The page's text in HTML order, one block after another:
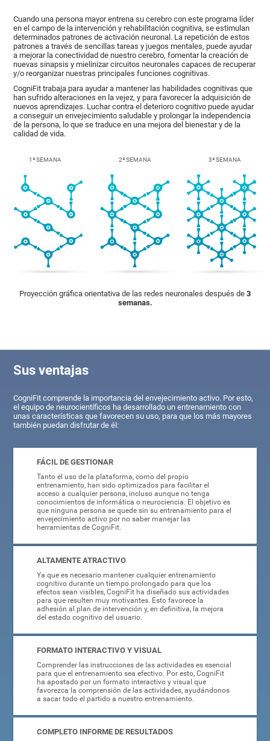
Cuando una persona mayor entrena su cerebro con este programa líder
en el campo de la intervención y rehabilitación cognitiva, se estimulan
determinados patrones de activación neuronal. La repetición de estos
patrones a través de sencillas tareas y juegos mentales, puede ayudar
a mejorar la conectividad de nuestro cerebro, fomentar la creación de
nuevas sinapsis y mielinizar circuitos neuronales capaces de recuperar
y/o reorganizar nuestras principales funciones cognitivas.
CogniFit trabaja para ayudar a mantener las habilidades cognitivas que
han sufrido alteraciones en la vejez, y para favorecer la adquisición de
nuevos aprendizajes. Luchar contra el deterioro cognitivo puede ayudar
a conseguir un envejecimiento saludable y prolongar la independencia
de la persona, lo que se traduce en una mejora del bienestar y de la
calidad de vida.
1ª SEMANA 2ª SEMANA 3ª SEMANA
Proyección gráfica orientativa de las redes neuronales después de 3
semanas.
Sus ventajas
CogniFit comprende la importancia del envejecimiento activo. Por esto,
el equipo de neurocientíficos ha desarrollado un entrenamiento con
unas características que favorecen su uso, para que los más mayores
también puedan disfrutar de él:
FÁCIL DE GESTIONAR
Tanto el uso de la plataforma, como del propio
entrenamiento, han sido optimizados para facilitar el
acceso a cualquier persona, incluso aunque no tenga
conocimientos de informática o neurociencia. El objetivo es
que ninguna persona se quede sin su entrenamiento para el
envejecimiento activo por no saber manejar las
herramientas de CogniFit.
ALTAMENTE ATRACTIVO
Ya que es necesario mantener cualquier entrenamiento
cognitivo durante un tiempo prolongado para que los
efectos sean visibles, CogniFit ha diseñado sus actividades
para que resulten muy motivantes. Esto favorece la
adhesión al plan de intervención y, en definitiva, la mejora
del estado cognitivo del usuario.
FORMATO INTERACTIVO Y VISUAL
Comprender las instrucciones de las actividades es esencial
para que el entrenamiento sea efectivo. Por esto, CogniFit
ha apostado por un formato interactivo y visual que
favorezca la comprensión de las actividades, ayudándonos
a sacar todo el partido a nuestro entrenamiento.
COMPLETO INFORME DE RESULTADOS